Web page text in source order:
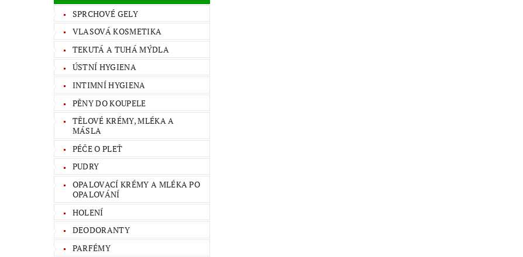
SPRCHOVÉ GELY
VLASOVÁ KOSMETIKA
TEKUTÁ A TUHÁ MÝDLA
ÚSTNÍ HYGIENA
INTIMNÍ HYGIENA
PĚNY DO KOUPELE
TĚLOVÉ KRÉMY, MLÉKA A
MÁSLA
PÉČE O PLEŤ
PUDRY
OPALOVACÍ KRÉMY A MLÉKA PO
OPALOVÁNÍ
HOLENÍ
DEODORANTY
PARFÉMY